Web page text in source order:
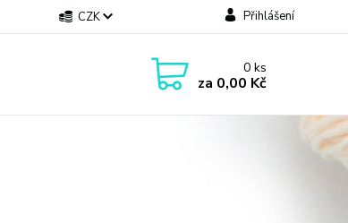
CZK Přihlášení
0ks
za 0,00 Kč